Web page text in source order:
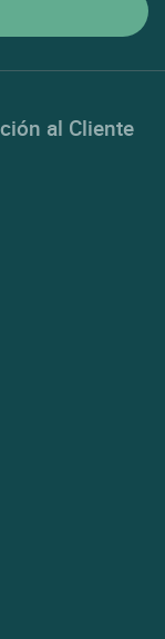
al Cliente